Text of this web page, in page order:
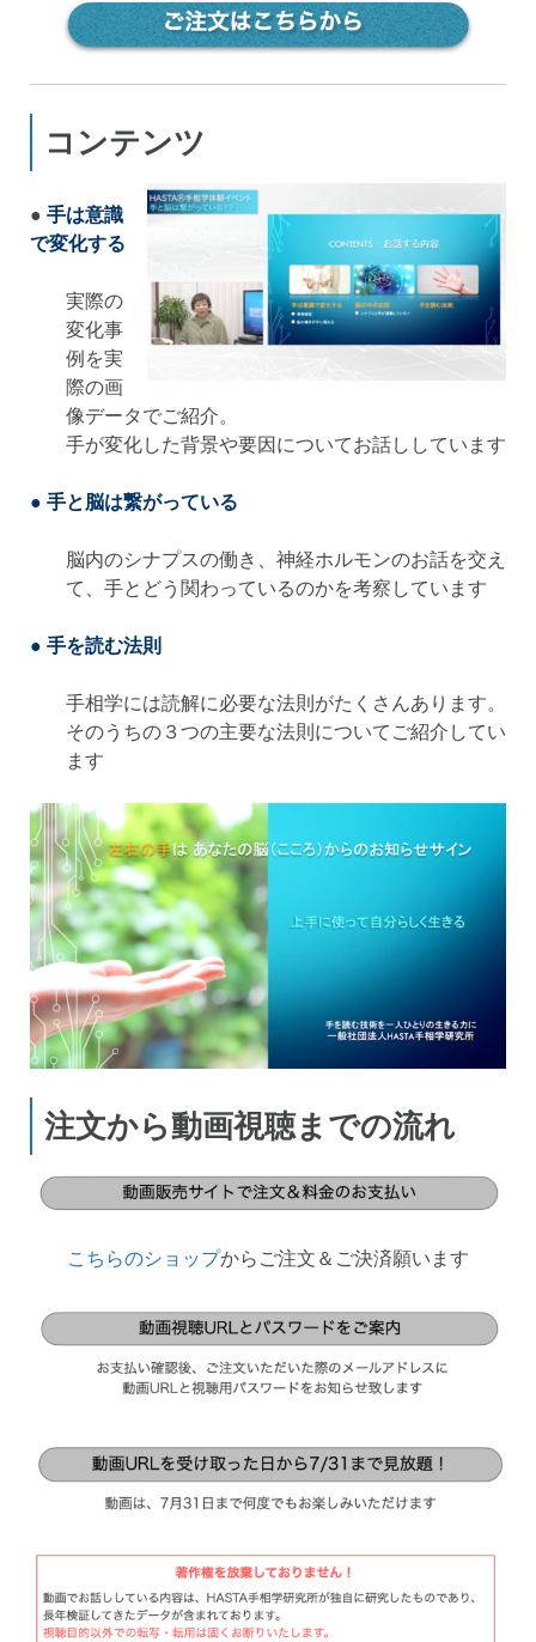
コンテンツ
● 手は意識
で変化する
実際の
変化事
例を実
際の画
像データでご紹介。
手が変化した背景や要因についてお話ししています
● 手と脳は繋がっている
脳内のシナプスの働き、神経ホルモンのお話を交え
て、手とどう関わっているのかを考察しています
● 手を読む法則
手相学には読解に必要な法則がたくさんあります。
そのうちの３つの主要な法則についてご紹介してい
ます
注文から動画視聴までの流れ
こちらのショップからご注文＆ご決済願います